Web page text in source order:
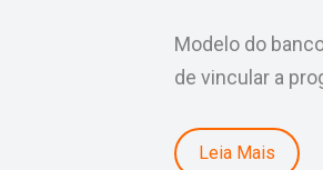
Modelo do
de vincular a
Leia Mais